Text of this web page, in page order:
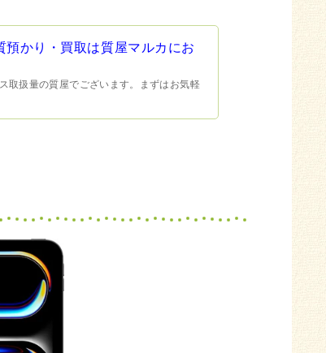
かり・買取は質屋マルカにお
取扱量の質屋でございます。まずはお気軽